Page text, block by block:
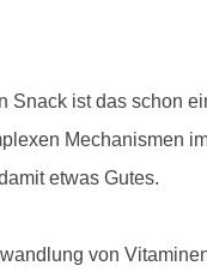
ist das schon
Mechanismen
etwas Gutes.
von